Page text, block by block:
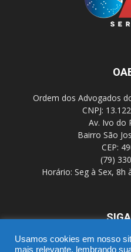
Ordem dos Advogados
CNPJ:
Av. Ivo do
Bairro São
CEP:
(79)
Horário: Seg à Sex, 8h
Usamos cookies em nosso
mais relevante, lembrando